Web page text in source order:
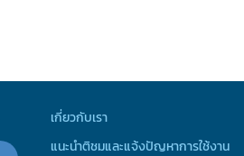
เกี่ยวกับเรา
แนะนำติชมและแจ้งปัญหาการใช้งาน